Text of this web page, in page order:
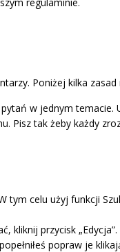
Poniżej kilka
w jednym temacie.
Pisz tak żeby każdy
tym celu użyj funkcji
kliknij przycisk „Edycja”.
popraw je